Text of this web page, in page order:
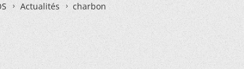
Actualités charbon